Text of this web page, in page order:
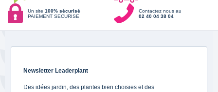
Un site 100% sécurisé
PAIEMENT SECURISE
Contactez nous au
02 40 04 38 04
Newsletter Leaderplant
Des idées jardin, des plantes bien choisies et des